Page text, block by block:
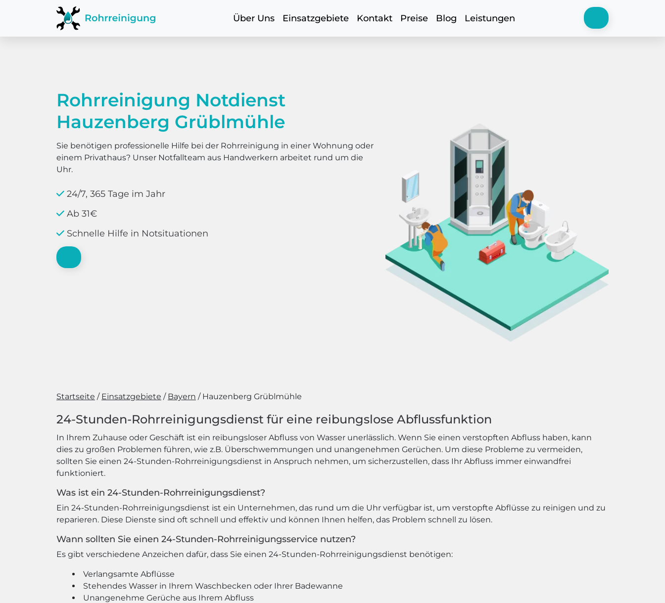
Über Uns Einsatzgebiete Kontakt Preise Blog Leistungen
Rohrreinigung Notdienst
Hauzenberg Grüblmühle
Sie benötigen professionelle Hilfe bei der Rohrreinigung in einer Wohnung oder
einem Privathaus? Unser Notfallteam aus Handwerkern arbeitet rund um die
Uhr.
24/7, 365 Tage im Jahr
Ab 31€
Schnelle Hilfe in Notsituationen
Startseite Einsatzgebiete Bayern Hauzenberg Grüblmühle
24-Stunden-Rohrreinigungsdienst für eine reibungslose Abflussfunktion
In Ihrem Zuhause oder Geschäft ist ein reibungsloser Abfluss von Wasser unerlässlich. Wenn Sie einen verstopften Abfluss haben, kann
dies zu großen Problemen führen, wie z.B. Überschwemmungen und unangenehmen Gerüchen. Um diese Probleme zu vermeiden,
sollten Sie einen 24-Stunden-Rohrreinigungsdienst in Anspruch nehmen, um sicherzustellen, dass Ihr Abfluss immer einwandfrei
funktioniert.
Was ist ein 24-Stunden-Rohrreinigungsdienst?
Ein 24-Stunden-Rohrreinigungsdienst ist ein Unternehmen, das rund um die Uhr verfügbar ist, um verstopfte Abflüsse zu reinigen und zu
reparieren. Diese Dienste sind oft schnell und effektiv und können Ihnen helfen, das Problem schnell zu lösen.
Wann sollten Sie einen 24-Stunden-Rohrreinigungsservice nutzen?
Es gibt verschiedene Anzeichen dafür, dass Sie einen 24-Stunden-Rohrreinigungsdienst benötigen:
Verlangsamte Abflüsse
Stehendes Wasser in Ihrem Waschbecken oder Ihrer Badewanne
Unangenehme Gerüche aus Ihrem Abfluss